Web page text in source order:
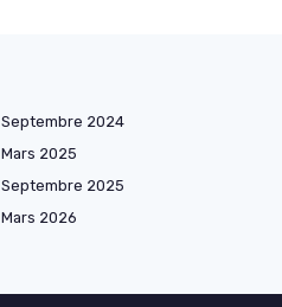
Septembre 2024
Mars 2025
Septembre 2025
Mars 2026